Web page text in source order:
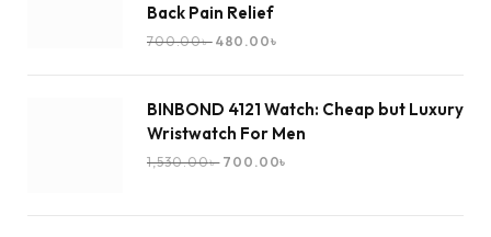
Back Pain Relief
700.00৳ 480.00৳
BINBOND 4121 Watch: Cheap but Luxury
Wristwatch For Men
1,530.00৳ 700.00৳